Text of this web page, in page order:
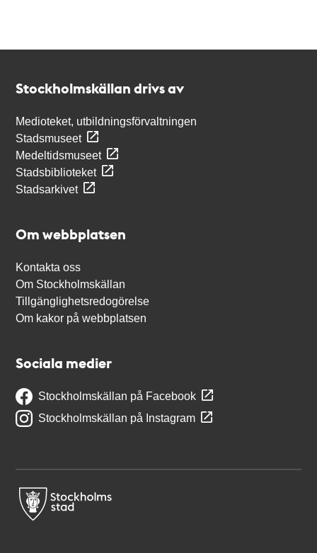
Stockholmskällan drivs av
Medioteket, utbildningsförvaltningen
Stadsmuseet
Medeltidsmuseet
Stadsbiblioteket
Stadsarkivet
Om webbplatsen
Kontakta oss
Om Stockholmskällan
Tillgänglighetsredogörelse
Om kakor på webbplatsen
Sociala medier
Stockholmskällan på Facebook
Stockholmskällan på Instagram